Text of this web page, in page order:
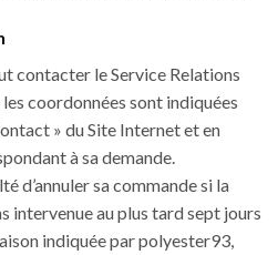
contacter le Service Relations
coordonnées sont indiquées
» du Site Internet et en
à sa demande.
d’annuler sa commande si la
intervenue au plus tard sept jours
indiquée par polyester93,